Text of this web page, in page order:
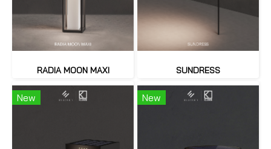
RADIA MOON MAXI SUNDRESS
New New